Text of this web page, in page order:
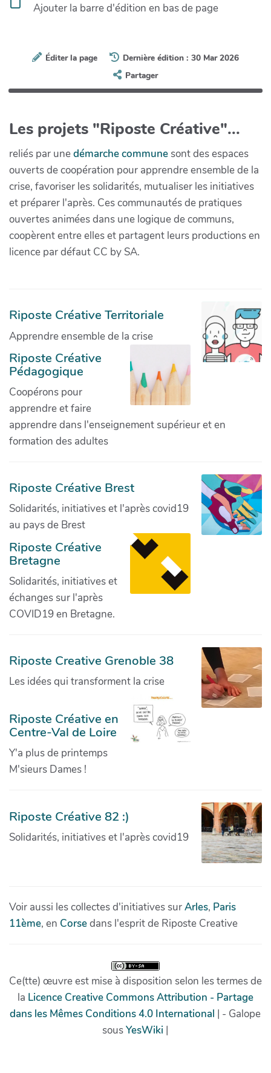
Ajouter la barre d'édition en bas de page
Éditer la page
Dernière édition : 30 Mar 2026
Partager
Les projets "Riposte Créative"...
reliés par unedémarche communesont des espaces
ouverts de coopération pour apprendre ensemble de la
crise, favoriser les solidarités, mutualiser les initiatives
et préparer l'après. Ces communautés de pratiques
ouvertes animées dans une logique de communs,
coopèrent entre elles et partagent leurs productions en
licence par défaut CC by SA.
Riposte Créative Territoriale
Apprendre ensemble de la crise
Riposte Créative
Pédagogique
Coopérons pour
apprendre et faire
apprendre dans l'enseignement supérieur et en
formation des adultes
Riposte Créative Brest
Solidarités, initiatives et l'après covid19
au pays de Brest
Riposte Créative
Bretagne
Solidarités, initiatives et
échanges sur l'après
COVID19 en Bretagne.
Riposte Creative Grenoble 38
Les idées qui transforment la crise
Riposte Créative en
Centre-Val de Loire
Y'a plus de printemps
M'sieurs Dames !
Riposte Créative 82 :)
Solidarités, initiatives et l'après covid19
Voir aussi les collectes d'initiatives surArles, Paris
11ème, en Corsedans l'esprit de Riposte Creative
Ce(tte) œuvre est mise à disposition selon les termes de
la Licence Creative Commons Attribution - Partage
dans les Mêmes Conditions 4.0 International | - Galope
sousYesWiki |